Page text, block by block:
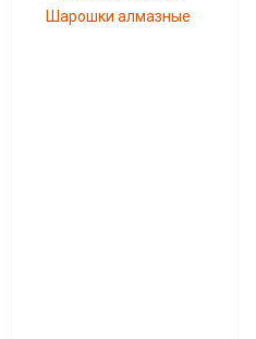
Шарошки алмазные